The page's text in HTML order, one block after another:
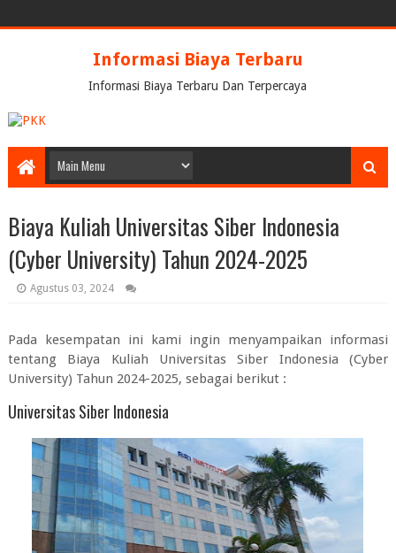
Informasi Biaya Terbaru
Informasi Biaya Terbaru Dan Terpercaya
Biaya Kuliah Universitas Siber Indonesia
(Cyber University) Tahun 2024-2025
Agustus 03, 2024
Pada kesempatan ini kami ingin menyampaikan informasi
tentang Biaya Kuliah Universitas Siber Indonesia (Cyber
University) Tahun 2024-2025, sebagai berikut :
Universitas Siber Indonesia